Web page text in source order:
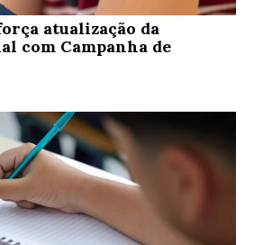
atualização da
com Campanha de